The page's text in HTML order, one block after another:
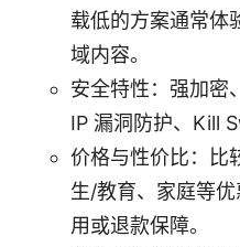
载低的方案通常体
域内容。
安全特性：强加密
IP 漏洞防护、Kill
价格与性价比：比
生/教育、家庭等
用或退款保障。